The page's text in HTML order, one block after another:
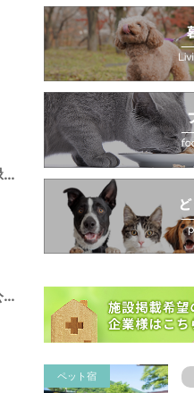
ポートアイランド西緑地（兵庫県神戸市）
ポートアイランド中公園（兵庫県神戸市）
ペット宿